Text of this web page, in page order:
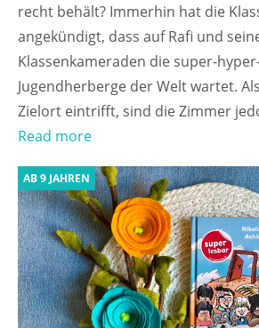
recht behält? Immerhin hat die
angekündigt, dass auf Rafi und
Klassenkameraden die super-
Jugendherberge der Welt wartet.
Zielort eintrifft, sind die Zimmer
Read more
AB 9 JAHREN